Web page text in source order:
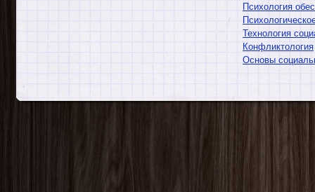
Психология
Технология
Конфликтология
Основы